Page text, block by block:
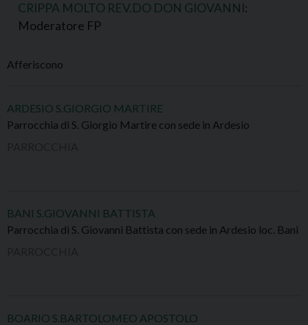
CRIPPA MOLTO REV.DO DON GIOVANNI:
Moderatore FP
Afferiscono
ARDESIO S.GIORGIO MARTIRE
Parrocchia di S. Giorgio Martire con sede in Ardesio
BANI S.GIOVANNI BATTISTA
Parrocchia di S. Giovanni Battista con sede in Ardesio loc. Bani
BOARIO S.BARTOLOMEO APOSTOLO